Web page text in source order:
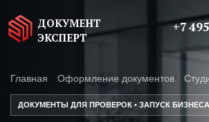
ДОКУМЕНТ
ЭКСПЕРТ
+7
Главная Оформление документов
ДОКУМЕНТЫ ДЛЯ ПРОВЕРОК • ЗАПУСК БИЗНЕСА